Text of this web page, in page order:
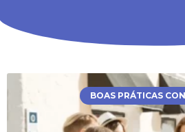
BOAS PRÁTICAS